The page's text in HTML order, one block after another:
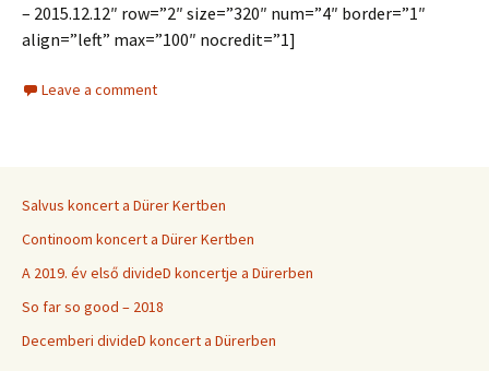
– 2015.12.12″ row=”2″ size=”320″ num=”4″ border=”1″
align=”left” max=”100″ nocredit=”1]
Leave a comment
Salvus koncert a Dürer Kertben
Continoom koncert a Dürer Kertben
A 2019. év első divideD koncertje a Dürerben
So far so good – 2018
Decemberi divideD koncert a Dürerben